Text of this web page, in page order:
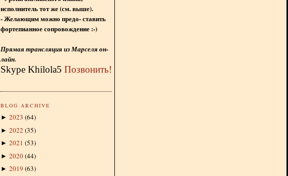
исполнитель тот же (см. выше).
- Желающим можно предо- ставить
фортепианное сопровождение :-)
Прямая трансляция из Марселя он-
лайн.
Skype Khilola5 Позвонить!
BLOG ARCHIVE
► 2023 (64)
► 2022 (35)
► 2021 (53)
► 2020(44)
► 2019 (63)